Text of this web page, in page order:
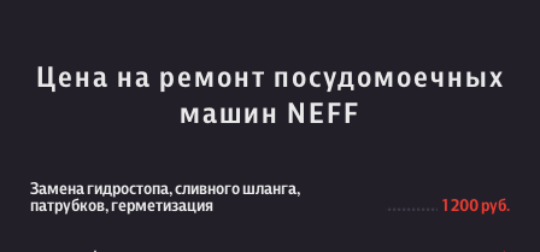
Цена на ремонт посудомоечных
машин NEFF
Замена гидростопа, сливного шланга,
патрубков, герметизация
1 200 руб.